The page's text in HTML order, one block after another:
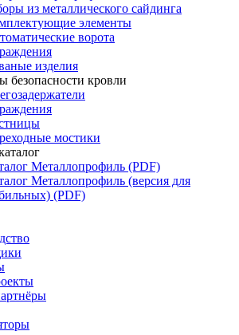
из металлического сайдинга
элементы
ворота
изделия
безопасности кровли
мостики
Металлопрофиль (PDF)
Металлопрофиль (версия для
(PDF)